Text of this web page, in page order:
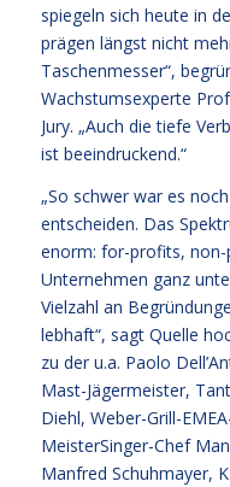
spiegeln sich heute in
prägen längst nicht
Taschenmesser“,
Wachstumsexperte
Jury. „Auch die tiefe
ist beeindruckend.“
„So schwer war es
entscheiden. Das
enorm: for-profits,
Unternehmen ganz
Vielzahl an
lebhaft“, sagt Quelle
zu der u.a. Paolo
Mast-Jägermeister,
Diehl, Weber-Grill-
MeisterSinger-Chef
Manfred Schuhmayer,